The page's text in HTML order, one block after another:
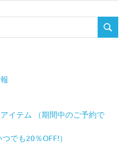
検
イテム （期間中のご予約で
でも20％OFF!）